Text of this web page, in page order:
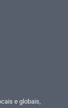
e globais,